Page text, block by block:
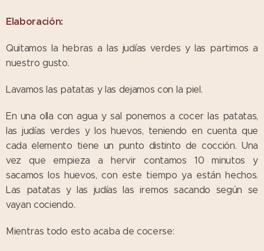
Elaboración:
Quitamos la hebras a las judías verdes y las partimos a
nuestro gusto.
Lavamos las patatas y las dejamos con la piel.
En una olla con agua y sal ponemos a cocer las patatas,
las judías verdes y los huevos, teniendo en cuenta que
cada elemento tiene un punto distinto de cocción. Una
vez que empieza a hervir contamos 10 minutos y
sacamos los huevos, con este tiempo ya están hechos.
Las patatas y las judías las iremos sacando según se
vayan cociendo.
Mientras todo esto acaba de cocerse: